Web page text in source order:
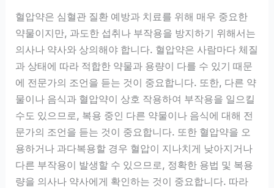
혈압약은 심혈관 질환 예방과 치료를 위해 매우 중요한
약물이지만, 과도한 섭취나 부작용을 방지하기 위해서는
의사나 약사와 상의해야 합니다. 혈압약은 사람마다 체질
과 상태에 따라 적합한 약물과 용량이 다를 수 있기 때문
에 전문가의 조언을 듣는 것이 중요합니다. 또한, 다른 약
물이나 음식과 혈압약이 상호 작용하여 부작용을 일으킬
수도 있으므로, 복용 중인 다른 약물이나 음식에 대해 전
문가의 조언을 듣는 것이 중요합니다. 또한 혈압약을 오
용하거나 과다복용할 경우 혈압이 지나치게 낮아지거나
다른 부작용이 발생할 수 있으므로, 정확한 용법 및 복용
량을 의사나 약사에게 확인하는 것이 중요합니다. 따라